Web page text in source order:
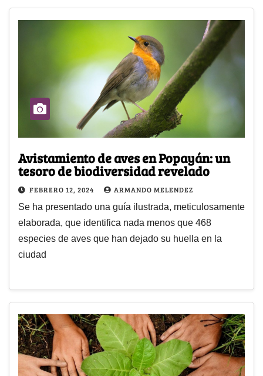
Avistamiento de aves en Popayán: un
tesoro de biodiversidad revelado
FEBRERO 12, 2024 ARMANDO MELENDEZ
Se ha presentado una guía ilustrada, meticulosamente
elaborada, que identifica nada menos que 468
especies de aves que han dejado su huella en la
ciudad